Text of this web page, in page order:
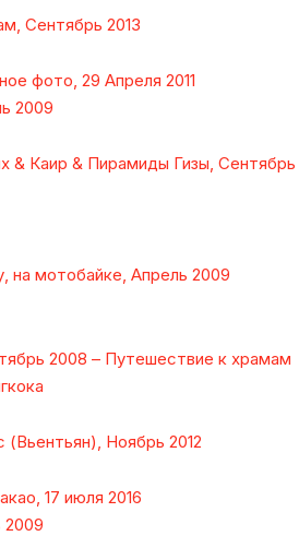
Сентябрь 2013
фото, 29 Апреля 2011
2009
Каир & Пирамиды Гизы, Сентябрь
на мотобайке, Апрель 2009
2008 – Путешествие к храмам
(Вьентьян), Ноябрь 2012
17 июля 2016
2009